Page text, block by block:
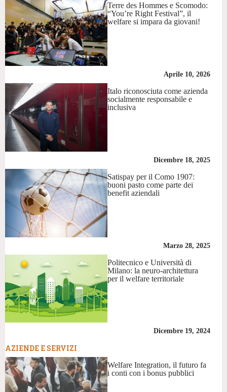
Terre des Hommes e Scomodo:
“You’re Right Festival”, il
welfare si impara da giovani!
Aprile 10, 2026
Italo riconosciuta come azienda
socialmente responsabile e
inclusiva
Dicembre 18, 2025
Satispay per il Como 1907:
buoni pasto come parte dei
benefit aziendali
Marzo 28, 2025
Politecnico e Università di
Milano: la neuro-architettura
per il welfare territoriale
Dicembre 19, 2024
AZIENDE E SERVIZI
Welfare Integration, il futuro fa
i conti con i bonus pubblici